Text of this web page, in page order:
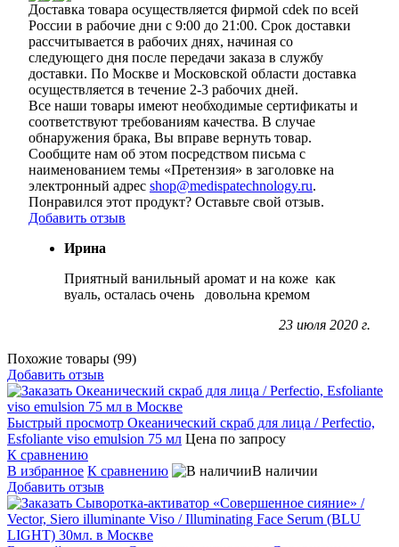
Доставка товара осуществляется фирмой cdek по всей
России в рабочие дни с 9:00 до 21:00. Срок доставки
рассчитывается в рабочих днях, начиная со
следующего дня после передачи заказа в службу
доставки. По Москве и Московской области доставка
осуществляется в течение 2-3 рабочих дней.
Все наши товары имеют необходимые сертификаты и
соответствуют требованиям качества. В случае
обнаружения брака, Вы вправе вернуть товар.
Сообщите нам об этом посредством письма с
наименованием темы «Претензия» в заголовке на
электронный адрес shop@medispatechnology.ru.
Понравился этот продукт? Оставьте свой отзыв.
Добавить отзыв
Ирина
Приятный ванильный аромат и на коже как
вуаль, осталась очень довольна кремом
23 июля 2020 г.
Похожие товары (99)
Добавить отзыв
Быстрый просмотр Океанический скраб для лица / Perfectio,
Esfoliante viso emulsion 75 мл Цена по запросу
К сравнению
В избранное К сравнению
В наличии
Добавить отзыв